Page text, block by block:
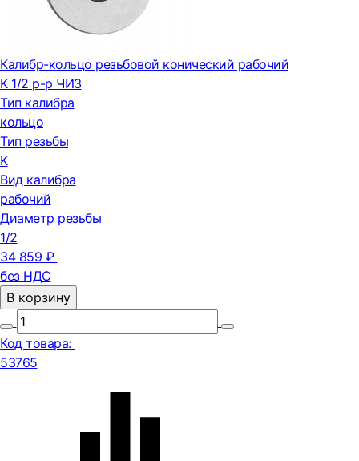
Калибр-кольцо резьбовой конический рабочий
K 1/2 р-р ЧИЗ
Тип калибра
кольцо
Тип резьбы
K
Вид калибра
рабочий
Диаметр резьбы
1/2
34 859 ₽
без НДС
В корзину
Код товара:
53765